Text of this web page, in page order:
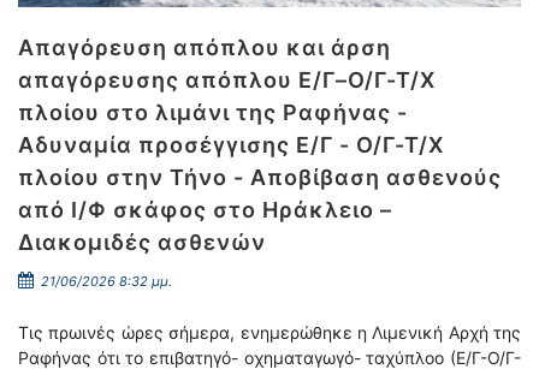
Απαγόρευση απόπλου και άρση
απαγόρευσης απόπλου Ε/Γ–Ο/Γ-Τ/Χ
πλοίου στο λιμάνι της Ραφήνας -
Αδυναμία προσέγγισης Ε/Γ - Ο/Γ-Τ/Χ
πλοίου στην Τήνο - Αποβίβαση ασθενούς
από Ι/Φ σκάφος στο Ηράκλειο –
Διακομιδές ασθενών
21/06/2026 8:32 μμ.
Τις πρωινές ώρες σήμερα, ενημερώθηκε η Λιμενική Αρχή της
Ραφήνας ότι το επιβατηγό- οχηματαγωγό- ταχύπλοο (Ε/Γ-Ο/Γ-